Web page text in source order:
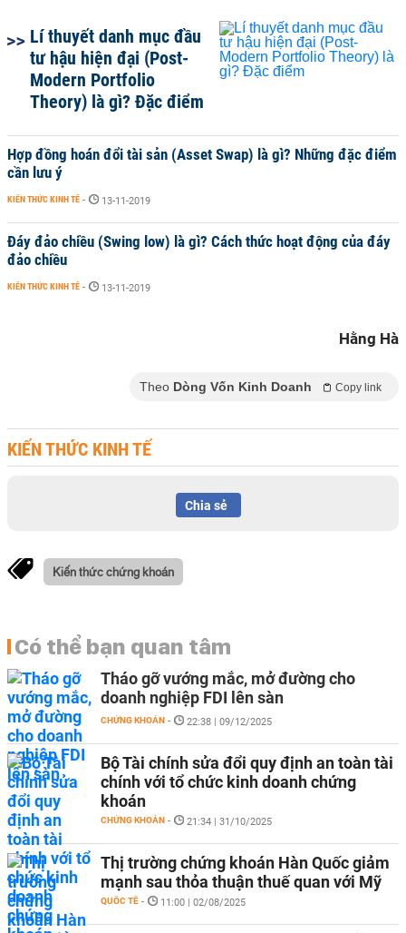
Lí thuyết danh mục đầu
tư hậu hiện đại (Post-
Modern Portfolio
Theory) là gì? Đặc điểm
Hợp đồng hoán đổi tài sản (Asset Swap) là gì? Những đặc điểm
cần lưu ý
KIẾN THỨC KINH TẾ - 13-11-2019
Đáy đảo chiều (Swing low) là gì? Cách thức hoạt động của đáy
đảo chiều
KIẾN THỨC KINH TẾ - 13-11-2019
Hằng Hà
Theo Dòng Vốn Kinh Doanh Copy link
KIẾN THỨC KINH TẾ
Chia sẻ
Kiến thức chứng khoán
Có thể bạn quan tâm
Tháo gỡ vướng mắc, mở đường cho
doanh nghiệp FDI lên sàn
CHỨNG KHOÁN - 22:38 | 09/12/2025
Bộ Tài chính sửa đổi quy định an toàn tài
chính với tổ chức kinh doanh chứng
khoán
CHỨNG KHOÁN - 21:34 | 31/10/2025
Thị trường chứng khoán Hàn Quốc giảm
mạnh sau thỏa thuận thuế quan với Mỹ
QUỐC TẾ - 11:00 | 02/08/2025